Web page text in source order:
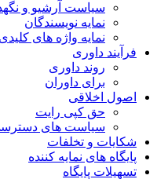
سیاست آرشیو و
نمایه نویسندگان
نمایه واژه های کلیدی
فرآیند داوری
روند داوری
برای داوران
اصول اخلاقی
حق کپی رایت
سیاست های دسترسی
شکایات و تخلفات
پایگاه های نمایه کننده
تسهیلات پایگاه